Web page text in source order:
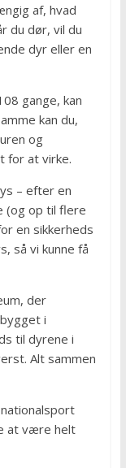
af, hvad
du dør, vil du
dyr eller en
gange, kan
kan du,
og
for at virke.
– efter en
(og op til flere
en sikkerheds
så vi kunne få
der
i
til dyrene i
Alt sammen
at være helt